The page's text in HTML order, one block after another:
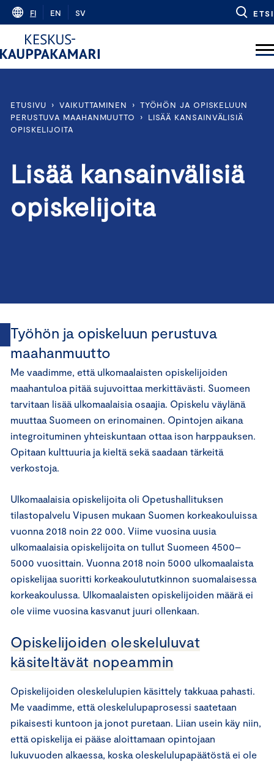
Skip
content
FI EN SV ETSI
ETUSIVU › VAIKUTTAMINEN › TYÖHÖN JA OPISKELUUN
PERUSTUVA MAAHANMUUTTO
›
LISÄÄ KANSAINVÄLISIÄ
OPISKELIJOITA
Lisää kansainvälisiä
opiskelijoita
Työhön ja opiskeluun perustuva
maahanmuutto
Me vaadimme, että ulkomaalaisten opiskelijoiden
maahantuloa pitää sujuvoittaa merkittävästi. Suomeen
tarvitaan lisää ulkomaalaisia osaajia. Opiskelu väylänä
muuttaa Suomeen on erinomainen. Opintojen aikana
integroituminen yhteiskuntaan ottaa ison harppauksen.
Opitaan kulttuuria ja kieltä sekä saadaan tärkeitä
verkostoja.
Ulkomaalaisia opiskelijoita oli Opetushallituksen
tilastopalvelu Vipusen mukaan Suomen korkeakouluissa
vuonna 2018 noin 22 000. Viime vuosina uusia
ulkomaalaisia opiskelijoita on tullut Suomeen 4500–
5000 vuosittain. Vuonna 2018 noin 5000 ulkomaalaista
opiskelijaa suoritti korkeakoulututkinnon suomalaisessa
korkeakoulussa. Ulkomaalaisten opiskelijoiden määrä ei
ole viime vuosina kasvanut juuri ollenkaan.
Opiskelijoiden oleskeluluvat
käsiteltävät nopeammin
Opiskelijoiden oleskelulupien käsittely takkuaa pahasti.
Me vaadimme, että oleskelulupaprosessi saatetaan
pikaisesti kuntoon ja jonot puretaan. Liian usein käy niin,
että opiskelija ei pääse aloittamaan opintojaan
lukuvuoden alkaessa, koska oleskelulupapäätöstä ei ole